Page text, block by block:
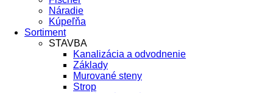
Náradie
Kúpeľňa
Sortiment
STAVBA
Kanalizácia a odvodnenie
Základy
Murované steny
Strop